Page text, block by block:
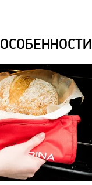
ОСОБЕННОСТИ